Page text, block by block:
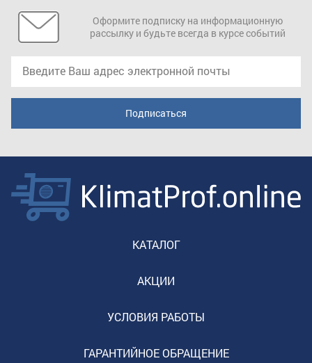
Оформите подписку на информационную
рассылку и будьте всегда в курсе событий
КАТАЛОГ
АКЦИИ
УСЛОВИЯ РАБОТЫ
ГАРАНТИЙНОЕ ОБРАЩЕНИЕ